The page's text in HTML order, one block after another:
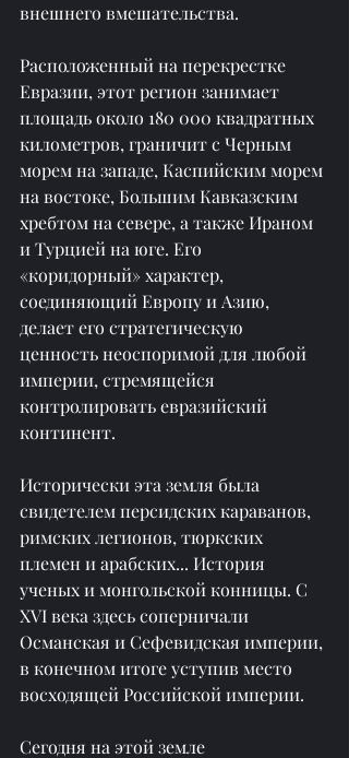
внешнего вмешательства.
Расположенный на перекрестке
Евразии, этот регион занимает
площадь около 180 000 квадратных
километров, граничит с Черным
морем на западе, Каспийским морем
на востоке, Большим Кавказским
хребтом на севере, а также Ираном
и Турцией на юге. Его
«коридорный» характер,
соединяющий Европу и Азию,
делает его стратегическую
ценность неоспоримой для любой
империи, стремящейся
контролировать евразийский
континент.
Исторически эта земля была
свидетелем персидских караванов,
римских легионов, тюркских
племен и арабских... История
ученых и монгольской конницы. С
XVI века здесь соперничали
Османская и Сефевидская империи,
в конечном итоге уступив место
восходящей Российской империи.
Сегодня на этой земле